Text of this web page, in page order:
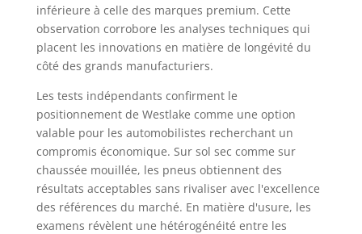
inférieure à celle des marques premium. Cette
observation corrobore les analyses techniques qui
placent les innovations en matière de longévité du
côté des grands manufacturiers.
Les tests indépendants confirment le
positionnement de Westlake comme une option
valable pour les automobilistes recherchant un
compromis économique. Sur sol sec comme sur
chaussée mouillée, les pneus obtiennent des
résultats acceptables sans rivaliser avec l'excellence
des références du marché. En matière d'usure, les
examens révèlent une hétérogénéité entre les